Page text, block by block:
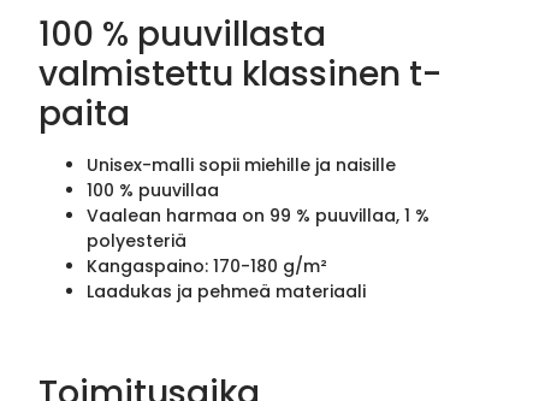
100 % puuvillasta
valmistettu klassinen t-
paita
Unisex-malli sopii miehille ja naisille
100 % puuvillaa
Vaalean harmaa on 99 % puuvillaa, 1 %
polyesteriä
Kangaspaino: 170-180 g/m²
Laadukas ja pehmeä materiaali